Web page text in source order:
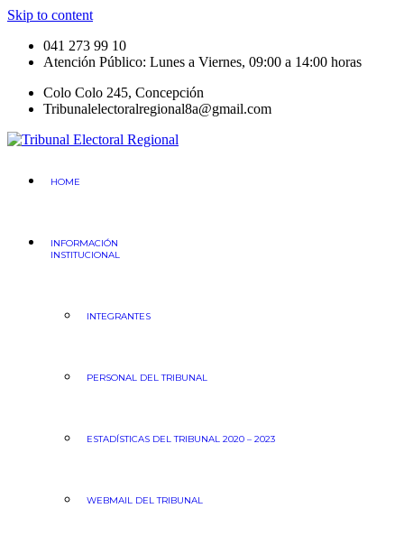
Skip to content
041 273 99 10
Atención Público: Lunes a Viernes, 09:00 a 14:00 horas
Colo Colo 245, Concepción
Tribunalelectoralregional8a@gmail.com
HOME
INFORMACIÓN
INSTITUCIONAL
INTEGRANTES
PERSONAL DEL TRIBUNAL
ESTADÍSTICAS DEL TRIBUNAL 2020 – 2023
WEBMAIL DEL TRIBUNAL